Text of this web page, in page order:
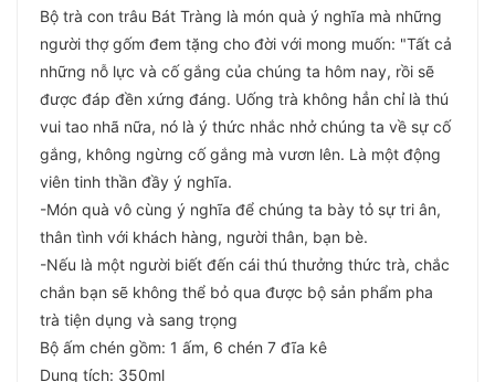
Bộ trà con trâu Bát Tràng là món quà ý nghĩa mà những
người thợ gốm đem tặng cho đời với mong muốn: "Tất cả
những nỗ lực và cố gắng của chúng ta hôm nay, rồi sẽ
được đáp đền xứng đáng. Uống trà không hẳn chỉ là thú
vui tao nhã nữa, nó là ý thức nhắc nhở chúng ta về sự cố
gắng, không ngừng cố gắng mà vươn lên. Là một động
viên tinh thần đầy ý nghĩa.
-Món quà vô cùng ý nghĩa để chúng ta bày tỏ sự tri ân,
thân tình với khách hàng, người thân, bạn bè.
-Nếu là một người biết đến cái thú thưởng thức trà, chắc
chắn bạn sẽ không thể bỏ qua được bộ sản phẩm pha
trà tiện dụng và sang trọng
Bộ ấm chén gồm: 1 ấm, 6 chén 7 đĩa kê
Dung tích: 350ml